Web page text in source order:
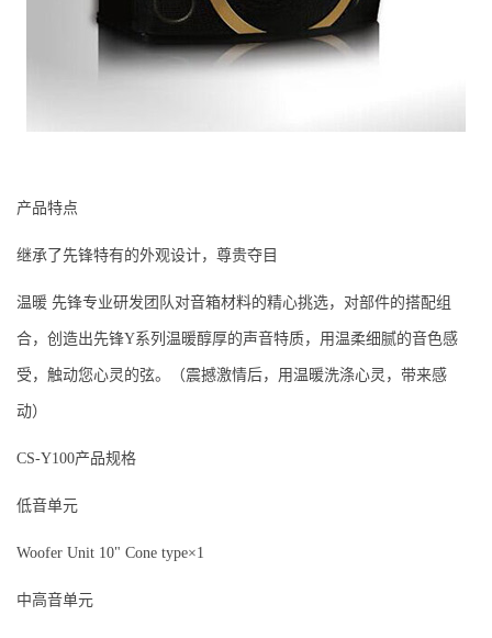
产品特点
继承了先锋特有的外观设计，尊贵夺目
温暖 先锋专业研发团队对音箱材料的精心挑选，对部件的搭配组
合，创造出先锋Y系列温暖醇厚的声音特质，用温柔细腻的音色感
受，触动您心灵的弦。（震撼激情后，用温暖洗涤心灵，带来感
动）
CS-Y100产品规格
低音单元
Woofer Unit 10" Cone type×1
中高音单元